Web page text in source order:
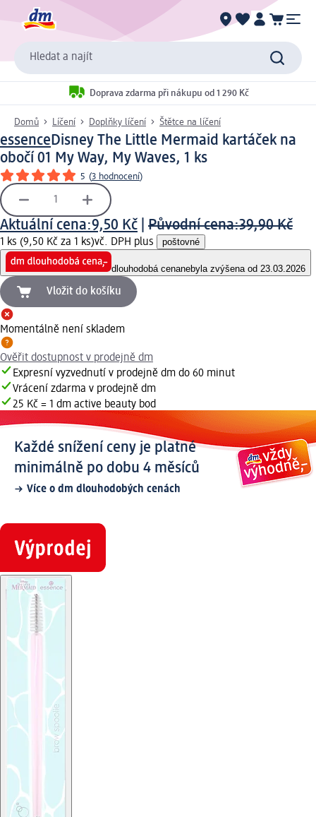
Hledat a najít
Doprava zdarma při nákupu od 1 290 Kč
Domů Líčení Doplňky líčení Štětce na líčení
essenceDisney The Little Mermaid kartáček na
obočí 01 My Way, My Waves, 1 ks
5 (3 hodnocení)
Aktuální cena:9,50 Kč Původní cena:39,90 Kč
1 ks (9,50 Kč za 1 ks)vč. DPH plus poštovné
dlouhodobá cenanebyla zvýšena od 23.03.2026
Vložit do košíku
Momentálně není skladem
Ověřit dostupnost v prodejně dm
Expresní vyzvednutí v prodejně dm do 60 minut
Vrácení zdarma v prodejně dm
25 Kč = 1 dm active beauty bod
Každé snížení ceny je platné
minimálně po dobu 4 měsíců
Více o dm dlouhodobých cenách